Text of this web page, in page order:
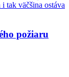
tak väčšina ostáva
požiaru